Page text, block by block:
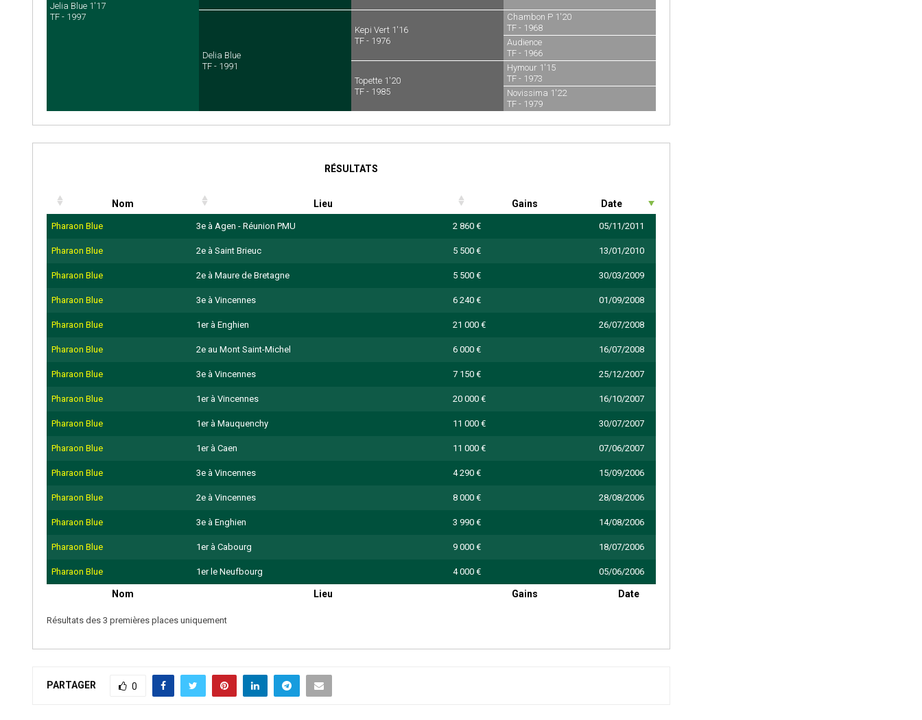
Jelia Blue 1'17
TF - 1997
Delia Blue
TF - 1991
Kepi Vert 1'16
TF - 1976
Topette 1'20
TF - 1985
Chambon P 1'20
TF - 1968
Audience
TF - 1966
Hymour 1'15
TF - 1973
Novissima 1'22
TF - 1979
RÉSULTATS
Nom Lieu Gains Date
Pharaon Blue 3e à Agen - Réunion PMU 2 860 € 05/11/2011
Pharaon Blue 2e à Saint Brieuc 5 500 € 13/01/2010
Pharaon Blue 2e à Maure de Bretagne 5 500 € 30/03/2009
Pharaon Blue 3e à Vincennes 6 240 € 01/09/2008
Pharaon Blue 1er à Enghien 21 000 € 26/07/2008
Pharaon Blue 2e au Mont Saint-Michel 6 000 € 16/07/2008
Pharaon Blue 3e à Vincennes 7 150 € 25/12/2007
Pharaon Blue 1er à Vincennes 20 000 € 16/10/2007
Pharaon Blue 1er à Mauquenchy 11 000 € 30/07/2007
Pharaon Blue 1er à Caen 11 000 € 07/06/2007
Pharaon Blue 3e à Vincennes 4 290 € 15/09/2006
Pharaon Blue 2e à Vincennes 8 000 € 28/08/2006
Pharaon Blue 3e à Enghien 3 990 € 14/08/2006
Pharaon Blue 1er à Cabourg 9 000 € 18/07/2006
Pharaon Blue 1er le Neufbourg 4 000 € 05/06/2006
Nom Lieu Gains Date
Résultats des 3 premières places uniquement
PARTAGER 0